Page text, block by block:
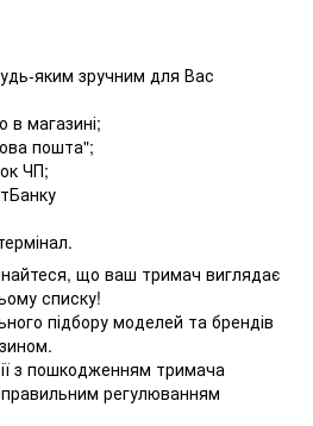
яким зручним для Вас
в магазині;
пошта";
ЧП;
що ваш тримач виглядає
списку!
підбору моделей та брендів
з пошкодженням тримача
регулюванням